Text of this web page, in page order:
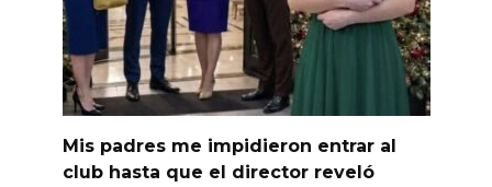
Mis padres me impidieron entrar al
club hasta que el director reveló